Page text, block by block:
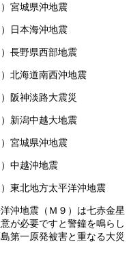
宮城県沖地震
日本海沖地震
長野県西部地震
北海道南西沖地震
阪神淡路大震災
新潟中越大地震
宮城県沖地震
中越沖地震
東北地方太平洋沖地震
沖地震（Ｍ９）は七赤金星
が必要ですと警鐘を鳴らし
第一原発被害と重なる大災